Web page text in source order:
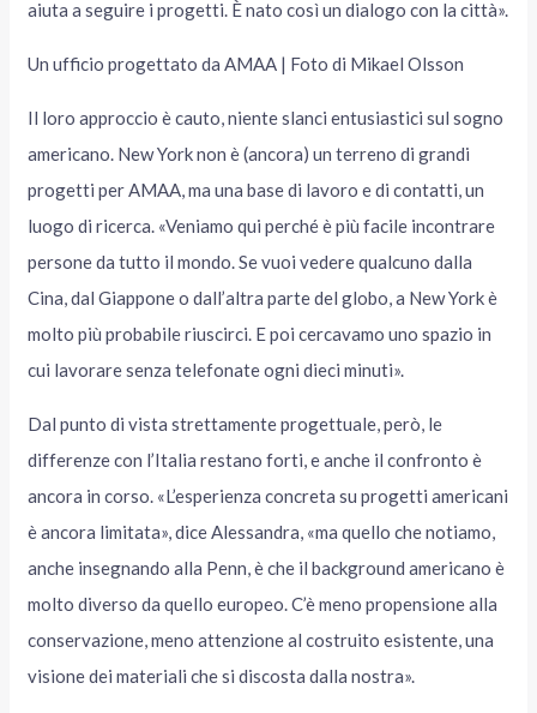
aiuta a seguire i progetti. È nato così un dialogo con la città».
Un ufficio progettato da AMAA | Foto di Mikael Olsson
Il loro approccio è cauto, niente slanci entusiastici sul sogno
americano. New York non è (ancora) un terreno di grandi
progetti per AMAA, ma una base di lavoro e di contatti, un
luogo di ricerca. «Veniamo qui perché è più facile incontrare
persone da tutto il mondo. Se vuoi vedere qualcuno dalla
Cina, dal Giappone o dall’altra parte del globo, a New York è
molto più probabile riuscirci. E poi cercavamo uno spazio in
cui lavorare senza telefonate ogni dieci minuti».
Dal punto di vista strettamente progettuale, però, le
differenze con l’Italia restano forti, e anche il confronto è
ancora in corso. «L’esperienza concreta su progetti americani
è ancora limitata», dice Alessandra, «ma quello che notiamo,
anche insegnando alla Penn, è che il background americano è
molto diverso da quello europeo. C’è meno propensione alla
conservazione, meno attenzione al costruito esistente, una
visione dei materiali che si discosta dalla nostra».